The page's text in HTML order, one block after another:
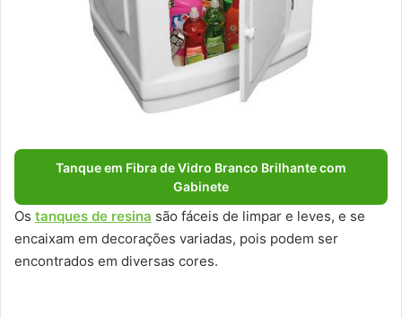
Tanque em Fibra de Vidro Branco Brilhante com
Gabinete
Os tanques de resina são fáceis de limpar e leves, e se
encaixam em decorações variadas, pois podem ser
encontrados em diversas cores.